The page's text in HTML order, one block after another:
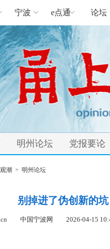
宁波 e点通 论坛
明州论坛 党报要论
潮 > 明州论坛
别掉进了伪创新的坑
中国宁波网 2026-04-15